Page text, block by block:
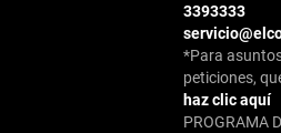
3393333
*Para
peticiones,
haz clic aquí
PROGRAMA